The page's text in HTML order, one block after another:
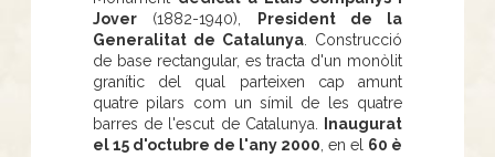
Jover (1882-1940),
President de la
Generalitat de Catalunya . Construcció
de base rectangular, es tracta d'un monòlit
granític del qual parteixen cap amunt
quatre pilars com un símil de les quatre
barres de l'escut de Catalunya.
Inaugurat
el 15 d'octubre de l'any 2000 , en el 60 è